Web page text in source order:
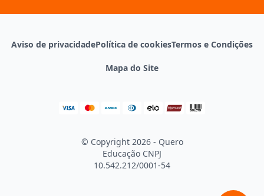
Aviso de privacidadePolítica de cookiesTermos e Condições
Mapa do Site
© Copyright 2026 - Quero
Educação CNPJ
10.542.212/0001-54